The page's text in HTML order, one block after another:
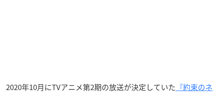
2020年10月にTVアニメ第2期の放送が決定していた 『約束のネ